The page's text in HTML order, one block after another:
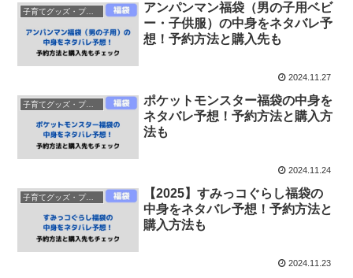
子育てグッズ・プレゼント
アンパンマン福袋（男の子用ベビ
ー・子供服）の中身をネタバレ予
想！予約方法と購入先も
2024.11.27
子育てグッズ・プレゼント
ポケットモンスター福袋の中身を
ネタバレ予想！予約方法と購入方
法も
2024.11.24
子育てグッズ・プレゼント
【2025】すみっコぐらし福袋の
中身をネタバレ予想！予約方法と
購入方法も
2024.11.23